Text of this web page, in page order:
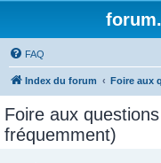
FAQ
Index du forum Foire aux
Foire aux
fréquemment)